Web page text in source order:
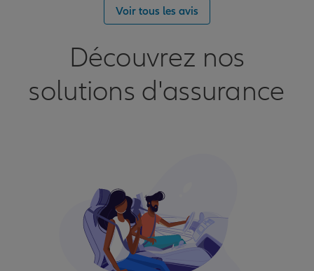
Voir tous les avis
Découvrez nos
solutions d'assurance